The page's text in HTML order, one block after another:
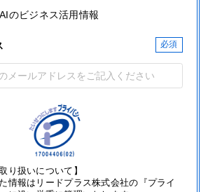
のビジネス活用情報
り扱いについて】
情報はリードプラス株式会社の『プライ